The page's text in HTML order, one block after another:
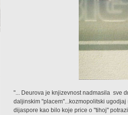
"... Deurova je knjizevnost nadmasila sve
daljinskim "placem"...kozmopolitski
dijaspore kao bilo koje price o "tihoj"